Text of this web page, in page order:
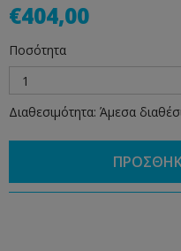
€404,00
Ποσότητα
1
Διαθεσιμότητα: Άμεσα